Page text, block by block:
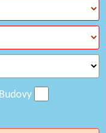
Budovy